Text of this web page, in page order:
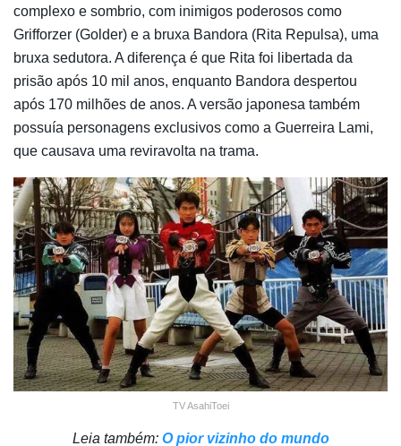
complexo e sombrio, com inimigos poderosos como
Grifforzer (Golder) e a bruxa Bandora (Rita Repulsa), uma
bruxa sedutora. A diferença é que Rita foi libertada da
prisão após 10 mil anos, enquanto Bandora despertou
após 170 milhões de anos. A versão japonesa também
possuía personagens exclusivos como a Guerreira Lami,
que causava uma reviravolta na trama.
TV AsahiToei
Leia também: O pior vizinho do mundo